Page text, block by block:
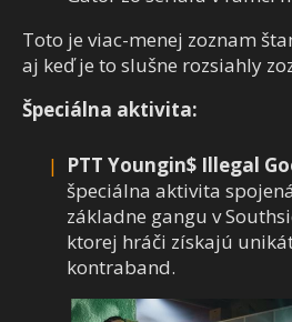
Toto je viac-menej zoznam
aj keď je to slušne rozsiahly
Špeciálna aktivita:
PTT Youngin$ Illegal
špeciálna aktivita
základne gangu v
ktorej hráči získajú
kontraband.